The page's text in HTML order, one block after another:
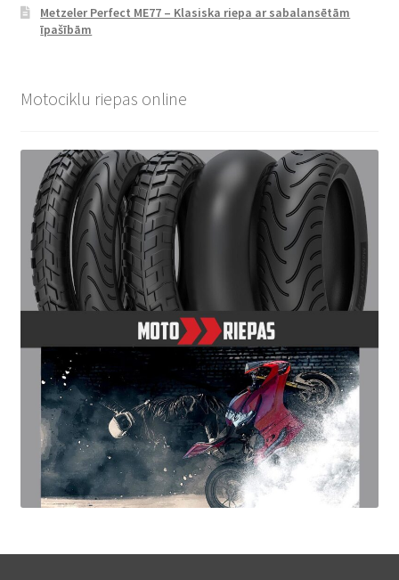
Metzeler Perfect ME77 – Klasiska riepa ar sabalansētām
īpašībām
Motociklu riepas online